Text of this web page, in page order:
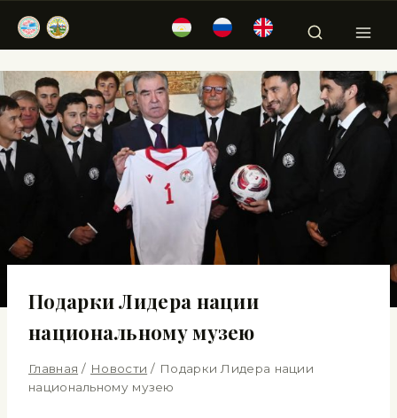
Подарки Лидера нации
национальному музею
Главная / Новости / Подарки Лидера нации
национальному музею